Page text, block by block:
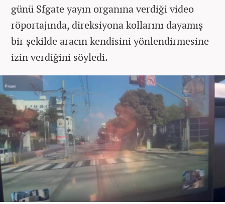
günü Sfgate yayın organına verdiği video
röportajında, direksiyona kollarını dayamış
bir şekilde aracın kendisini yönlendirmesine
izin verdiğini söyledi.